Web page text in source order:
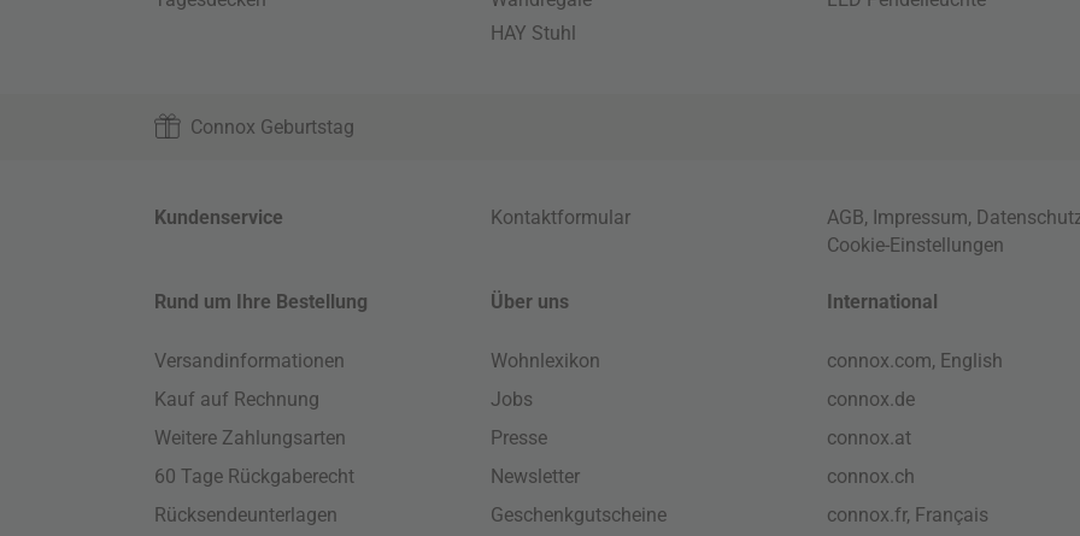
HAY Stuhl
Connox Geburtstag
Kundenservice Kontaktformular AGB, Impressum,
Cookie-Einstellungen
Rund um Ihre Bestellung
Versandinformationen
Kauf auf Rechnung
Weitere Zahlungsarten
60 Tage Rückgaberecht
Rücksendeunterlagen
Über uns
Wohnlexikon
Jobs
Presse
Newsletter
Geschenkgutscheine
International
connox.com, English
connox.de
connox.at
connox.ch
connox.fr, Français